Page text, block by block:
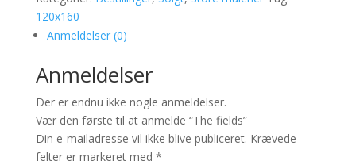
120x160
Anmeldelser (0)
Anmeldelser
Der er endnu ikke nogle anmeldelser.
Vær den første til at anmelde “The fields”
Din e-mailadresse vil ikke blive publiceret. Krævede
felter er markeret med *